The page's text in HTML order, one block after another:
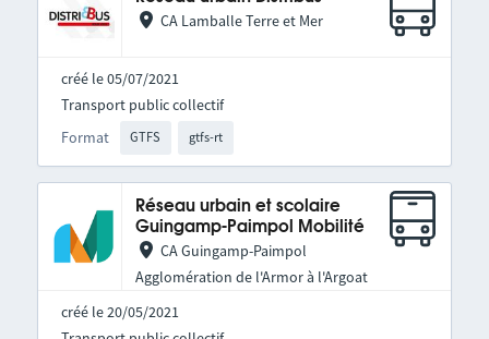
CA Lamballe Terre et Mer
créé le 05/07/2021
Format GTFS gtfs-rt
Transport public collectif
Réseau urbain et scolaire
Guingamp-Paimpol Mobilité
CA Guingamp-Paimpol
Agglomération de l'Armor à l'Argoat
créé le 20/05/2021